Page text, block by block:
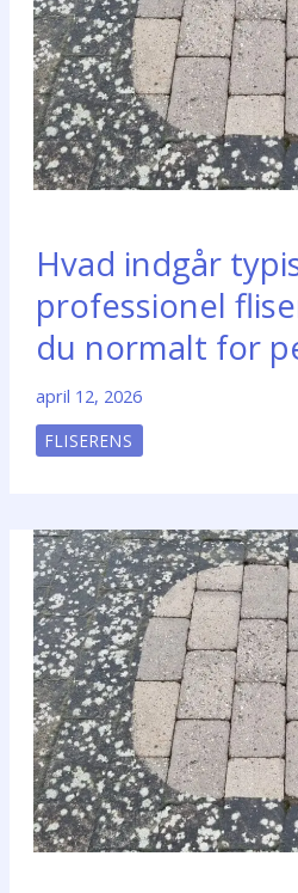
Hvad indgår
professionel
du normalt for
april 12, 2026
FLISERENS